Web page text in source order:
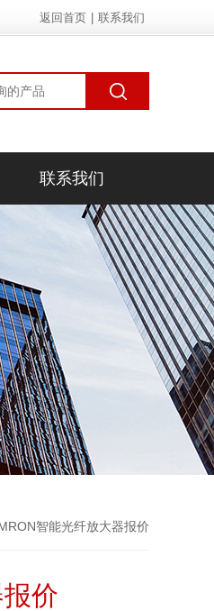
返回首页 联系我们
联系我们
智能光纤放大器报价
价